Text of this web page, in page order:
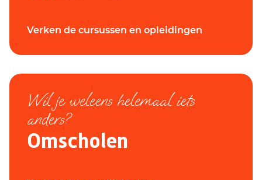
Verken de cursussen en opleidingen
Wil je weleens helemaal iets
anders?
Omscholen